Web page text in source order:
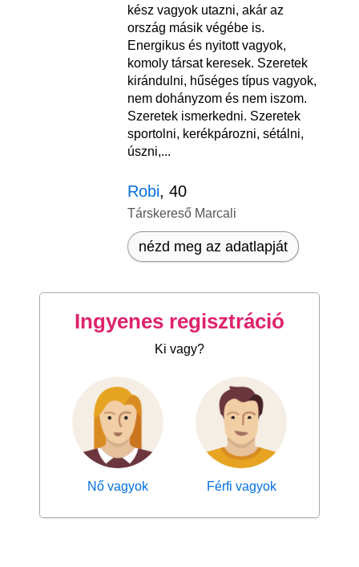
kész vagyok utazni, akár az
ország másik végébe is.
Energikus és nyitott vagyok,
komoly társat keresek. Szeretek
kirándulni, hűséges típus vagyok,
nem dohányzom és nem iszom.
Szeretek ismerkedni. Szeretek
sportolni, kerékpározni, sétálni,
úszni,...
Robi, 40
Társkereső Marcali
nézd meg az adatlapját
Ingyenes regisztráció
Ki vagy?
Nő vagyok Férfi vagyok